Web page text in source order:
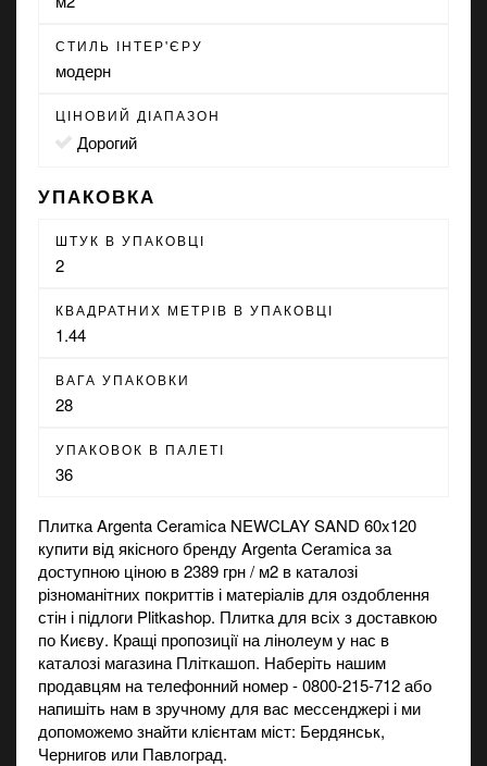
СТИЛЬ ІНТЕР'ЄРУ
модерн
ЦІНОВИЙ ДІАПАЗОН
Дорогий
УПАКОВКА
ШТУК В УПАКОВЦІ
2
КВАДРАТНИХ МЕТРІВ В УПАКОВЦІ
1.44
ВАГА УПАКОВКИ
28
УПАКОВОК В ПАЛЕТІ
36
Плитка Argenta Ceramica NEWCLAY SAND 60x120
купити від якісного бренду Argenta Ceramica за
доступною ціною в 2389 грн / м2 в каталозі
різноманітних покриттів і матеріалів для оздоблення
стін і підлоги Plitkashop. Плитка для всіх з доставкою
по Києву. Кращі пропозиції на лінолеуму нас в
каталозі магазина Пліткашоп. Наберіть нашим
продавцям на телефонний номер - 0800-215-712 або
напишіть нам в зручному для вас мессенджері і ми
допоможемо знайти клієнтам міст: Бердянськ,
Чернигов или Павлоград.